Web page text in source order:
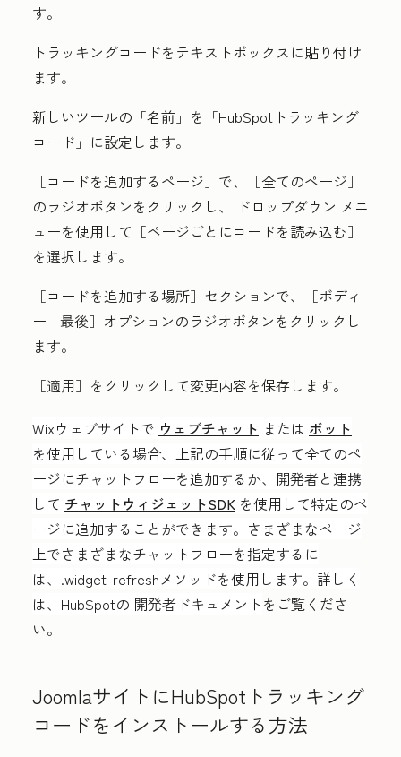
す。
トラッキングコードをテキストボックスに貼り付け
ます。
新しいツールの 「名前」を 「HubSpotトラッキング
コード」 に設定します。
［コードを追加するページ］ で、［全てのページ］
のラジオボタンをクリックし、 ドロップダウン メニ
ューを使用して ［ページごとにコードを読み込む］
を選択します。
［コードを追加する場所］セクションで、
［ボディ
ー - 最後］オプションのラジオボタンをクリックし
ます。
［適用］をクリックして変更内容を保存します。
Wixウェブサイトで ウェブチャット または ボット
を使用している場合、上記の手順に従って全てのペ
ージにチャットフローを追加するか、開発者と連携
して チャットウィジェットSDK を使用して特定のペ
ージに追加することができます。さまざまなページ
上でさまざまなチャットフローを指定するに
は、.widget-refreshメソッドを使用します。詳しく
は、HubSpotの 開発者ドキュメントをご覧くださ
い。
JoomlaサイトにHubSpotトラッキング
コードをインストールする方法